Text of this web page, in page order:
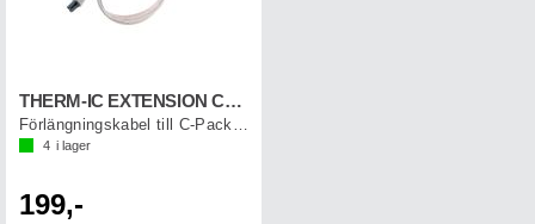
THERM-IC EXTENSION CORD 80 CM (1 par)
Förlängningskabel till C-Pack batterier
4 i lager
199,-